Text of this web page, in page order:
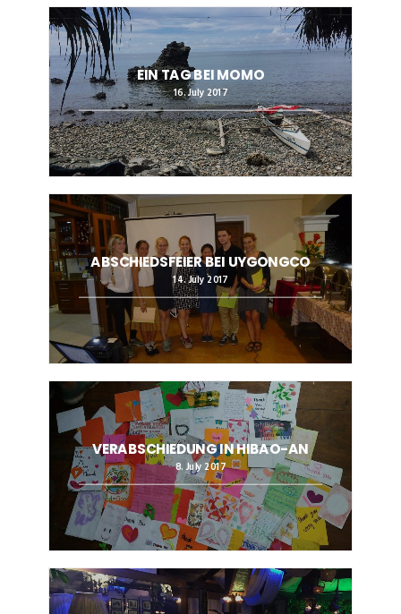
EIN TAG BEI MOMO
16. July 2017
ABSCHIEDSFEIER BEI UYGONGCO
14. July 2017
VERABSCHIEDUNG IN HIBAO-AN
8. July 2017